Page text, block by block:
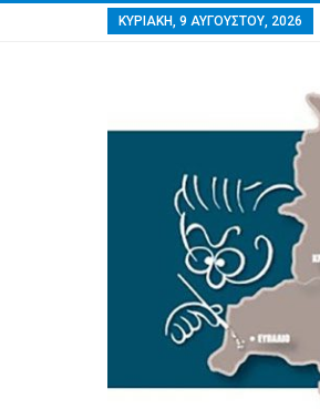
ΚΥΡΙΑΚΉ, 9 ΑΥΓΟΎΣΤΟΥ, 2026